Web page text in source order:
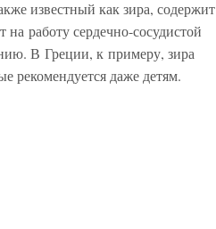
известный как зира, содержит
работу сердечно-сосудистой
В Греции, к примеру, зира
рекомендуется даже детям.